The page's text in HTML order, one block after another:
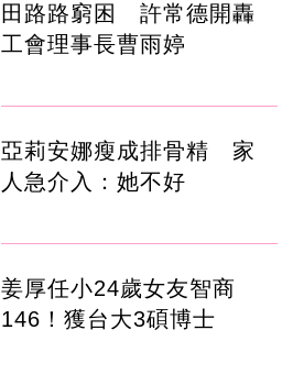
田路路窮困 許常德開轟
工會理事長曹雨婷
亞莉安娜瘦成排骨精 家
人急介入：她不好
姜厚任小24歲女友智商
146！獲台大3碩博士